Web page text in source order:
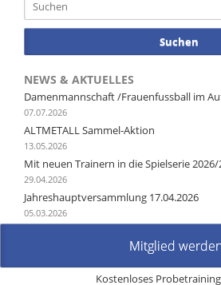
Suchen
NEWS & AKTUELLES
Damenmannschaft /Frauenfussball im
07.07.2026
ALTMETALL Sammel-Aktion
13.05.2026
Mit neuen Trainern in die Spielserie 2026/
29.04.2026
Jahreshauptversammlung 17.04.2026
05.03.2026
Mitglied
Kostenloses Probetraining